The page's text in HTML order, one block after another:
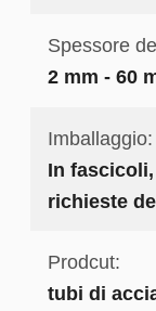
Spessore
2 mm - 60
Imballaggio:
In
richieste
Prodcut:
tubi di